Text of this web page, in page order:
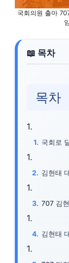
국회의원 출마
목차
국회로
김현태
707 김
김현태